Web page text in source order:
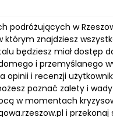
podróżujących w
znajdziesz
będziesz miał dostęp
i przemyślanego
i recenzji
poznać zalety i
w momentach
i przekonaj